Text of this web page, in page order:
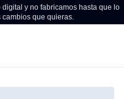
y no fabricamos hasta que lo
que quieras.